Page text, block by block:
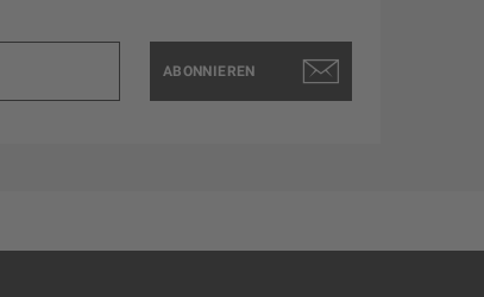
ABONNIEREN